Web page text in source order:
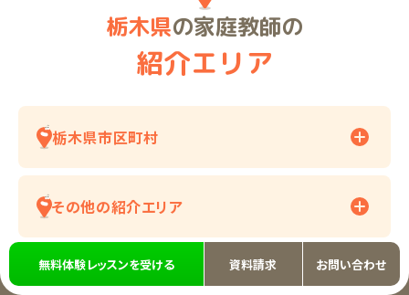
栃木県の家庭教師の
紹介エリア
栃木県市区町村
その他の紹介エリア
無料体験レッスンを受ける 資料請求 お問い合わせ